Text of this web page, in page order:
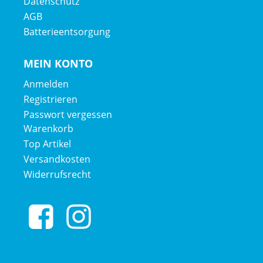
Kassette: Shimano Deore M6100, 10-51 Z., 12fach
750 mm Breite
Lenkervorbau: Bontrager Comp, 31 8 mm, Blendr-
kompatibel, 7 Grad, 50 mm Länge
Lenkerband Griffe: Bontrager XR Trail Comp,
Sattel: Bontrager Verse P3, Stahlstreben
AGB
Batterieentsorgung
MEIN KONTO
Anmelden
Registrieren
Passwort vergessen
Warenkorb
Top Artikel
Versandkosten
Widerrufsrecht